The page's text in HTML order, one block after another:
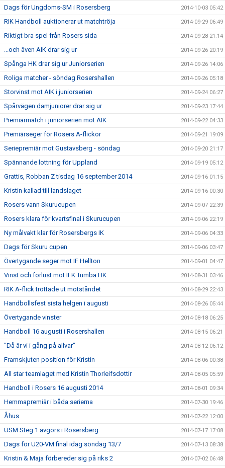
Dags för Ungdoms-SM i Rosersberg 2014-10-03 05:42
RIK Handboll auktionerar ut matchtröja 2014-09-29 06:49
Riktigt bra spel från Rosers sida 2014-09-28 21:14
...och även AIK drar sig ur 2014-09-26 20:19
Spånga HK drar sig ur Juniorserien 2014-09-26 14:06
Roliga matcher - söndag Rosershallen 2014-09-26 05:18
Storvinst mot AIK i juniorserien 2014-09-24 06:27
Spårvägen damjuniorer drar sig ur 2014-09-23 17:44
Premiärmatch i juniorserien mot AIK 2014-09-22 04:33
Premiärseger för Rosers A-flickor 2014-09-21 19:09
Seriepremiär mot Gustavsberg - söndag 2014-09-20 21:17
Spännande lottning för Uppland 2014-09-19 05:12
Grattis, Robban Z tisdag 16 september 2014 2014-09-16 01:15
Kristin kallad till landslaget 2014-09-16 00:30
Rosers vann Skurucupen 2014-09-07 22:39
Rosers klara för kvartsfinal i Skurucupen 2014-09-06 22:19
Ny målvakt klar för Rosersbergs IK 2014-09-06 04:33
Dags för Skuru cupen 2014-09-06 03:47
Övertygande seger mot IF Hellton 2014-09-01 04:47
Vinst och förlust mot IFK Tumba HK 2014-08-31 03:46
RIK A-flick tröttade ut motståndet 2014-08-29 22:43
Handbollsfest sista helgen i augusti 2014-08-26 05:44
Övertygande vinster 2014-08-18 06:25
Handboll 16 augusti i Rosershallen 2014-08-15 06:21
"Då är vi i gång på allvar" 2014-08-12 06:12
Framskjuten position för Kristin 2014-08-06 00:38
All star teamlaget med Kristin Thorleifsdottir 2014-08-05 05:59
Handboll i Rosers 16 augusti 2014 2014-08-01 09:34
Hemmapremiär i båda serierna 2014-07-30 19:46
Åhus 2014-07-22 12:00
USM Steg 1 avgörs i Rosersberg 2014-07-17 17:08
Dags för U20-VM final idag söndag 13/7 2014-07-13 08:38
Kristin & Maja förbereder sig på riks 2 2014-07-02 06:48